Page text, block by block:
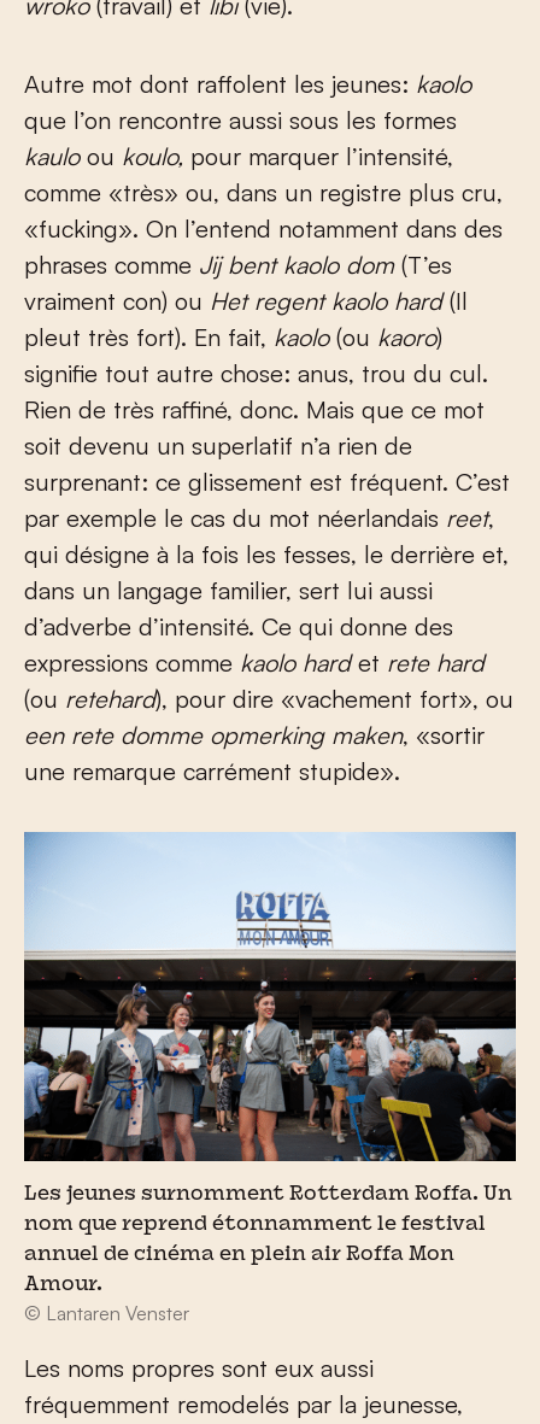
Autre mot dont raffolent les jeunes: kaolo
que l’on rencontre aussi sous les formes
kauloou koulo, pour marquer l’intensité,
comme «très» ou, dans un registre plus cru,
«fucking». On l’entend notamment dans des
phrases comme Jij bent kaolo dom(T’es
vraiment con) ou Het regent kaolo hard(Il
pleut très fort). En fait, kaolo (ou kaoro)
signifie tout autre chose: anus, trou du cul.
Rien de très raffiné, donc. Mais que ce mot
soit devenu un superlatif n’a rien de
surprenant: ce glissement est fréquent. C’est
par exemple le cas du mot néerlandais reet,
qui désigne à la fois les fesses, le derrière et,
dans un langage familier, sert lui aussi
d’adverbe d’intensité. Ce qui donne des
expressions comme kaolo hardet rete hard
(ou retehard), pour dire «vachement fort», ou
een rete domme opmerking maken, «sortir
une remarque carrément stupide».
Les jeunes surnomment Rotterdam Roffa. Un
nom que reprend étonnamment le festival
annuel de cinéma en plein air Roffa Mon
Amour.
© Lantaren Venster
Les noms propres sont eux aussi
fréquemment remodelés par la jeunesse,